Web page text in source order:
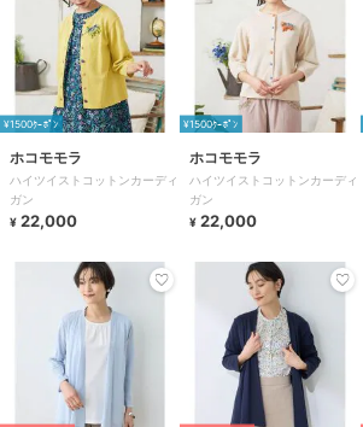
¥1500ｸｰﾎﾟﾝ
ホコモモラ
ハイツイストコットンカーディ
ガン
¥ 22,000
¥1500ｸｰﾎﾟﾝ
ホコモモラ
ハイツイストコットンカーディ
ガン
¥ 22,000